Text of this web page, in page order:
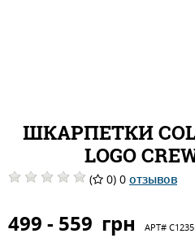
ШКАРПЕТКИ
LOGO
( 0) 0 отзывов
499 - 559 грн АРТ# C1235